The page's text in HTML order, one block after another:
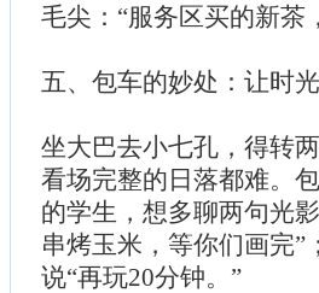
毛尖：“服务区买的新茶
五、包车的妙处：让时
坐大巴去小七孔，得转
看场完整的日落都难。
的学生，想多聊两句光
串烤玉米，等你们画完
说“再玩20分钟。”